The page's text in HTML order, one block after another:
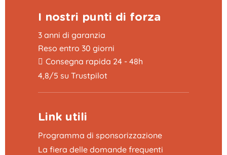
I nostri punti di forza
3 anni di garanzia
Reso entro 30 giorni
Consegna rapida 24 - 48h
4,8/5 su Trustpilot
Link utili
Programma di sponsorizzazione
La fiera delle domande frequenti